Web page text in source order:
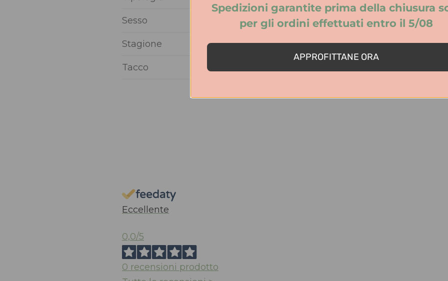
Sesso Donna
Stagione PE
Tacco
Eccellente
0,0/5
0 recensioni prodotto
Spedizioni garantite prima della chiusura
per gli ordini effettuati entro il 5/08
APPROFITTANE ORA